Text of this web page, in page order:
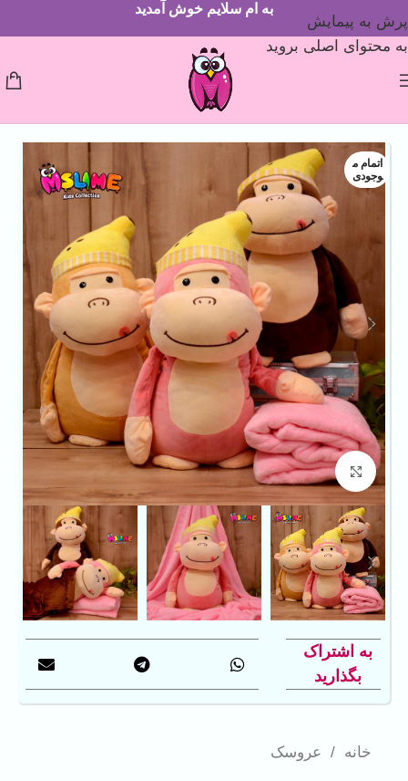
پرش به پیمایش
به محتوای اصلی بروید
به ام سلایم خوش آمدید
خانه / عروسک
اتمام م
وجودی
بزرگنمایی تصویر
به اشتراک
بگذارید